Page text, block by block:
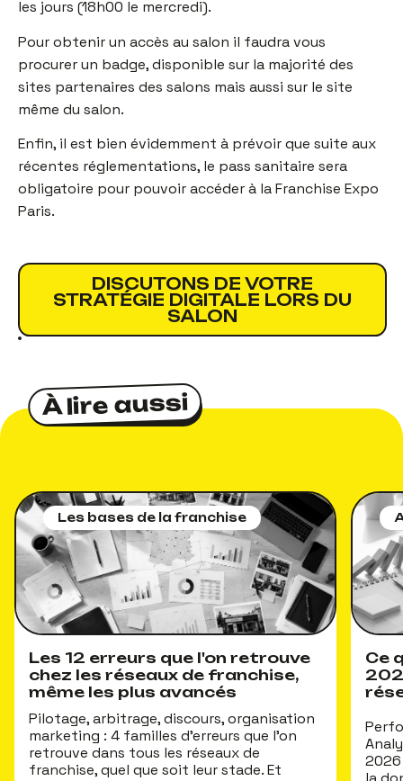
les jours (18h00 le mercredi).
Pour obtenir un accès au salon il faudra vous
procurer un badge, disponible sur la majorité des
sites partenaires des salons mais aussi sur le site
même du salon.
Enfin, il est bien évidemment à prévoir que suite aux
récentes réglementations, le pass sanitaire sera
obligatoire pour pouvoir accéder à la Franchise Expo
Paris.
DISCUTONS DE VOTRE
STRATÉGIE DIGITALE LORS DU
SALON
À lire aussi
À lire aussi
Les bases de la franchise
Les 12 erreurs que l'on retrouve
chez les réseaux de franchise,
même les plus avancés
Pilotage, arbitrage, discours, organisation
marketing : 4 familles d'erreurs que l'on
retrouve dans tous les réseaux de
franchise, quel que soit leur stade. Et
Ce
2026